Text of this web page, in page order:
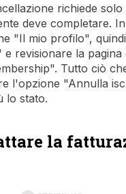
richiede solo
deve completare.
"Il mio profilo",
e revisionare la
Tutto ciò
l'opzione "Annulla
lo stato.
la